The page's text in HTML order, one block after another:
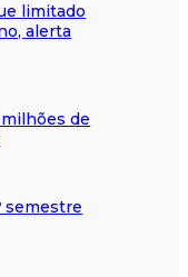
limitado
alerta
de
semestre